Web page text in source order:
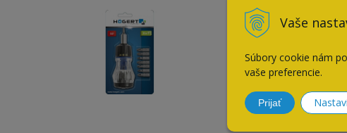
Vaše
Súbory cookie nám
vaše preferencie.
Prijať